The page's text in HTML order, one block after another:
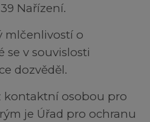
Nařízení.
mlčenlivostí o
se v souvislosti
dozvěděl.
kontaktní osobou pro
je Úřad pro ochranu